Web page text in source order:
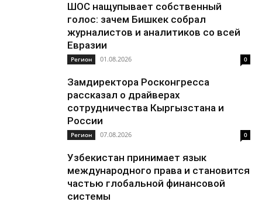
ШОС нащупывает собственный
голос: зачем Бишкек собрал
журналистов и аналитиков со всей
Евразии
Регион 01.08.2026 0
Замдиректора Росконгресса
рассказал о драйверах
сотрудничества Кыргызстана и
России
Регион 07.08.2026 0
Узбекистан принимает язык
международного права и становится
частью глобальной финансовой
системы